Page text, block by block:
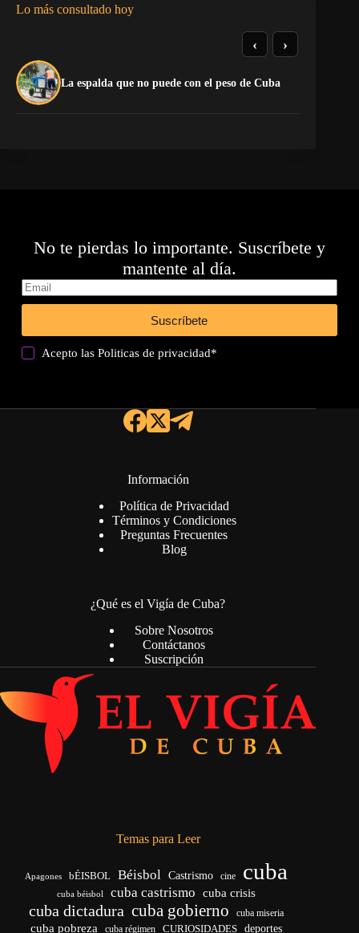
Lo más consultado hoy
La espalda que no puede con el peso de Cuba
‹ ›
No te pierdas lo importante. Suscríbete y
mantente al día.
Suscríbete
Acepto lasPoliticas de privacidad*
Información
Política de Privacidad
Términos y Condiciones
Preguntas Frecuentes
Blog
¿Qué es el Vigía de Cuba?
Sobre Nosotros
Contáctanos
Suscripción
Temas para Leer
Apagones bÉISBOL Béisbol Castrismo cine cuba
cuba béisbol cuba castrismo cuba crisis
cuba dictadura cuba gobierno cuba miseria
cuba pobreza cuba régimen CURIOSIDADES deportes